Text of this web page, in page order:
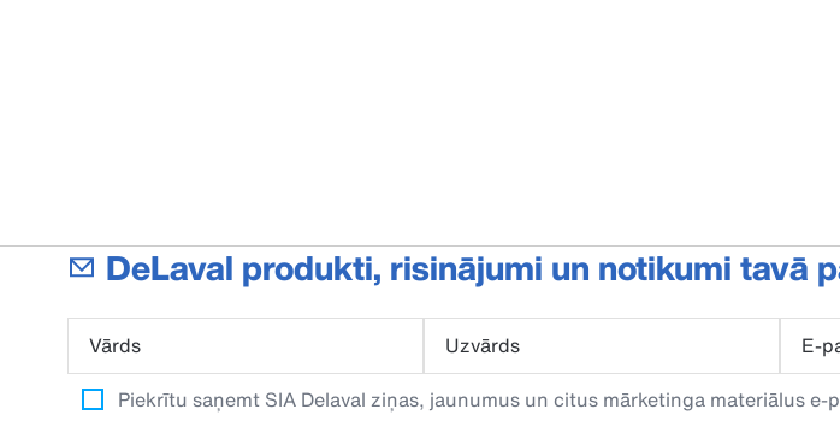
DeLaval produkti, risinājumi un notikumi tavā
Vārds Uzvārds E-
Piekrītu saņemt SIA Delaval ziņas, jaunumus un citus mārketinga materiālus